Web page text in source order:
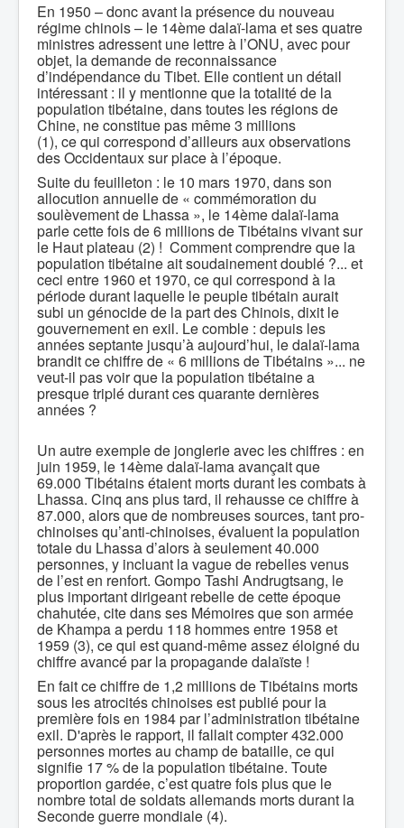
En 1950 – donc avant la présence du nouveau
régime chinois – le 14ème dalaï-lama et ses quatre
ministres adressent une lettre à l’ONU, avec pour
objet, la demande de reconnaissance
d’indépendance du Tibet. Elle contient un détail
intéressant : il y mentionne que la totalité de la
population tibétaine, dans toutes les régions de
Chine, ne constitue pas même 3 millions
(1), ce qui correspond d’ailleurs aux observations
des Occidentaux sur place à l’époque.
Suite du feuilleton : le 10 mars 1970, dans son
allocution annuelle de « commémoration du
soulèvement de Lhassa », le 14ème dalaï-lama
parle cette fois de 6 millions de Tibétains vivant sur
le Haut plateau (2) ! Comment comprendre que la
population tibétaine ait soudainement doublé ?... et
ceci entre 1960 et 1970, ce qui correspond à la
période durant laquelle le peuple tibétain aurait
subi un génocide de la part des Chinois, dixit le
gouvernement en exil. Le comble : depuis les
années septante jusqu’à aujourd’hui, le dalaï-lama
brandit ce chiffre de « 6 millions de Tibétains »... ne
veut-il pas voir que la population tibétaine a
presque triplé durant ces quarante dernières
années ?
Un autre exemple de jonglerie avec les chiffres : en
juin 1959, le 14ème dalaï-lama avançait que
69.000 Tibétains étaient morts durant les combats à
Lhassa. Cinq ans plus tard, il rehausse ce chiffre à
87.000, alors que de nombreuses sources, tant pro-
chinoises qu’anti-chinoises, évaluent la population
totale du Lhassa d’alors à seulement 40.000
personnes, y incluant la vague de rebelles venus
de l’est en renfort. Gompo Tashi Andrugtsang, le
plus important dirigeant rebelle de cette époque
chahutée, cite dans ses Mémoires que son armée
de Khampa a perdu 118 hommes entre 1958 et
1959 (3), ce qui est quand-même assez éloigné du
chiffre avancé par la propagande dalaïste !
En fait ce chiffre de 1,2 millions de Tibétains morts
sous les atrocités chinoises est publié pour la
première fois en 1984 par l’administration tibétaine
exil. D'après le rapport, il fallait compter 432.000
personnes mortes au champ de bataille, ce qui
signifie 17 % de la population tibétaine. Toute
proportion gardée, c’est quatre fois plus que le
nombre total de soldats allemands morts durant la
Seconde guerre mondiale (4).